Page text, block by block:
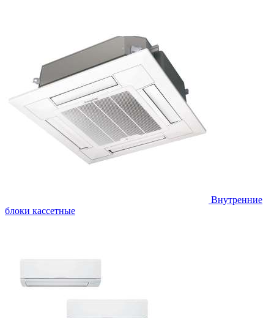
Внутренние
блоки кассетные